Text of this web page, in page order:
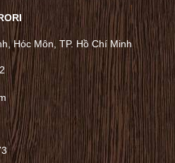
Hóc Môn, TP. Hồ Chí Minh